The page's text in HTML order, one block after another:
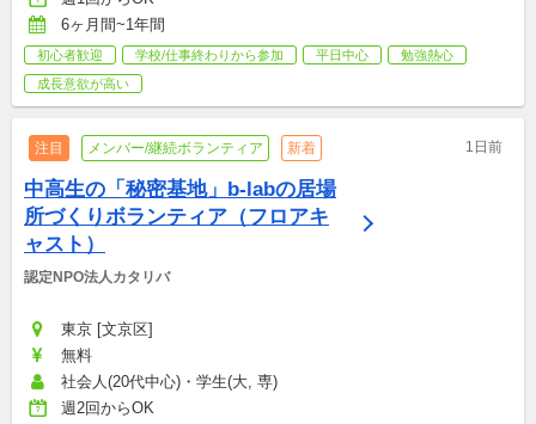
6ヶ月間~1年間
初心者歓迎 学校/仕事終わりから参加 平日中心
勉強熱心
成長意欲が高い
注目 メンバー/継続ボランティア 新着 1日前
中高生の「秘密基地」b-labの居場
所づくりボランティア（フロアキ
ャスト）
認定NPO法人カタリバ
東京 [文京区]
無料
社会人(20代中心)・学生(大, 専)
週2回からOK